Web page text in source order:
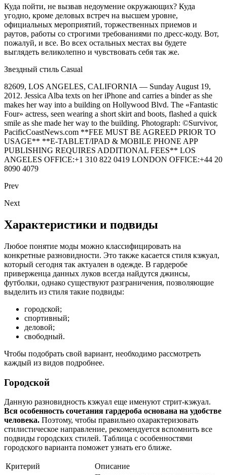
Куда пойти, не вызвав недоумение окружающих? Куда
угодно, кроме деловых встреч на высшем уровне,
официальных мероприятий, торжественных приемов и
раутов, работы со строгими требованиями по дресс-коду. Вот,
пожалуй, и все. Во всех остальных местах вы будете
выглядеть великолепно и чувствовать себя так же.
Звездный стиль Casuаl
82609, LOS ANGELES, CALIFORNIA — Sunday August 19,
2012. Jessica Alba texts on her iPhone and carries a binder as she
makes her way into a building on Hollywood Blvd. The «Fantastic
Four» actress, seen wearing a short skirt and boots, flashed a quick
smile as she made her way to the building. Photograph: ©Survivor,
PacificCoastNews.com **FEE MUST BE AGREED PRIOR TO
USAGE** **E-TABLET/IPAD & MOBILE PHONE APP
PUBLISHING REQUIRES ADDITIONAL FEES** LOS
ANGELES OFFICE:+1 310 822 0419 LONDON OFFICE:+44 20
8090 4079
Prev
Next
Характеристики и подвиды
Любое понятие моды можно классифицировать на
конкретные разновидности. Это также касается стиля кэжуал,
который сегодня так актуален в одежде. В гардеробе
приверженца данных луков всегда найдутся джинсы,
футболки, однако существуют разграничения, позволяющие
выделить из стиля такие подвиды:
городской;
спортивный;
деловой;
свободный.
Чтобы подобрать свой вариант, необходимо рассмотреть
каждый из видов подробнее.
Городской
Данную разновидность кэжуал еще именуют стрит-кэжуал.
Вся особенность сочетания гардероба основана на удобстве
человека. Поэтому, чтобы правильно охарактеризовать
стилистическое направление, рекомендуется вспомнить все
подвиды городских стилей. Таблица с особенностями
городского варианта поможет узнать его ближе.
Критерий Описание